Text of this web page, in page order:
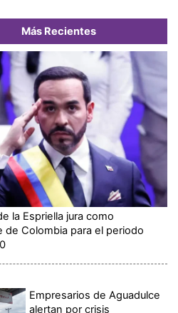
Más Recientes
la Espriella jura como
de Colombia para el periodo
Empresarios de Aguadulce
alertan por crisis